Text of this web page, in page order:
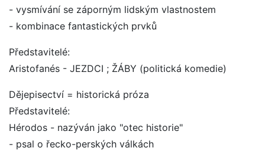
- vysmívání se záporným lidským vlastnostem
- kombinace fantastických prvků
Představitelé:
Aristofanés - JEZDCI ; ŽÁBY (politická komedie)
Dějepisectví = historická próza
Představitelé:
Hérodos - nazýván jako "otec historie"
- psal o řecko-perských válkách